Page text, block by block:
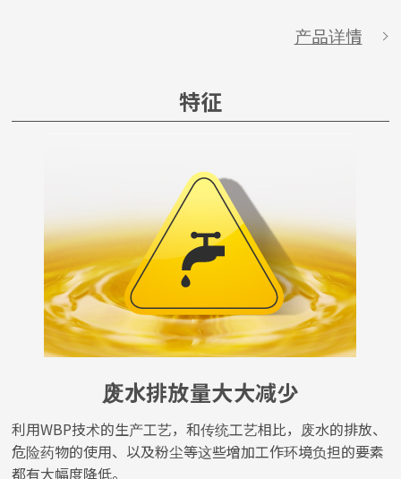
产品详情
特征
废水排放量大大减少
利用WBP技术的生产工艺，和传统工艺相比，废水的排放、
危险药物的使用、以及粉尘等这些增加工作环境负担的要素
都有大幅度降低。